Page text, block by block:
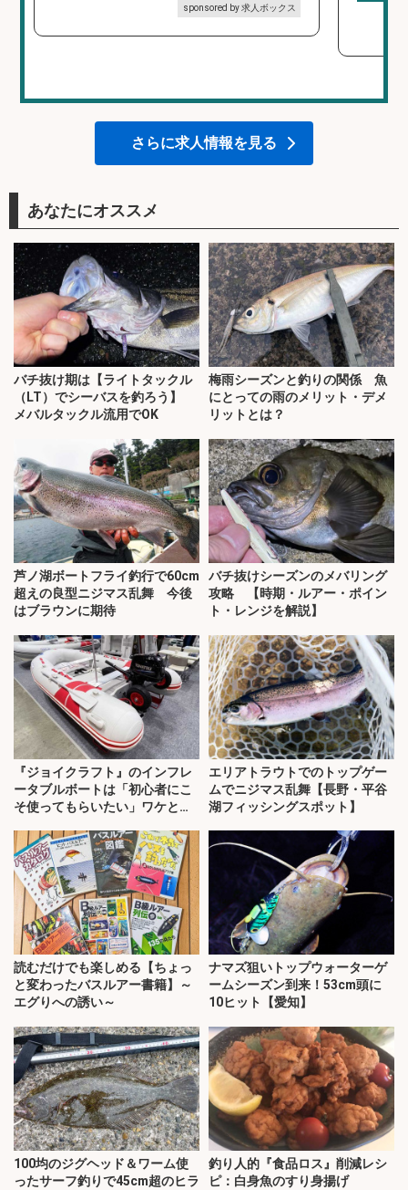
sponsored by 求人ボックス
さらに求人情報を見る
あなたにオススメ
バチ抜け期は【ライトタックル
（LT）でシーバスを釣ろう】
メバルタックル流用でOK
梅雨シーズンと釣りの関係 魚
にとっての雨のメリット・デメ
リットとは？
芦ノ湖ボートフライ釣行で60cm
超えの良型ニジマス乱舞 今後
はブラウンに期待
バチ抜けシーズンのメバリング
攻略 【時期・ルアー・ポイン
ト・レンジを解説】
『ジョイクラフト』のインフレ
ータブルボートは「初心者にこ
そ使ってもらいたい」ワケと
エリアトラウトでのトップゲー
ムでニジマス乱舞【長野・平谷
湖フィッシングスポット】
読むだけでも楽しめる【ちょっ
と変わったバスルアー書籍】～
エグりへの誘い～
ナマズ狙いトップウォーターゲ
ームシーズン到来！53cm頭に
10ヒット【愛知】
100均のジグヘッド＆ワーム使
ったサーフ釣りで45cm超のヒラ
釣り人的『食品ロス』削減レシ
ピ：白身魚のすり身揚げ